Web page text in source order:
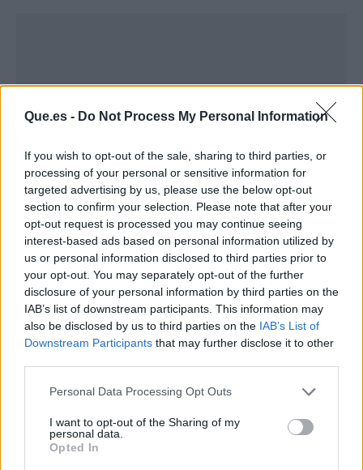
Que.es - Do Not Process My Personal Information
If you wish to opt-out of the sale, sharing to third parties, or
processing of your personal or sensitive information for
targeted advertising by us, please use the below opt-out
section to confirm your selection. Please note that after your
opt-out request is processed you may continue seeing
interest-based ads based on personal information utilized by
us or personal information disclosed to third parties prior to
your opt-out. You may separately opt-out of the further
disclosure of your personal information by third parties on the
IAB’s list of downstream participants. This information may
also be disclosed by us to third parties on the IAB’s List of
Downstream Participants that may further disclose it to other
Personal Data Processing Opt Outs
I want to opt-out of the Sharing of my
personal data.
Opted In
Publicidad